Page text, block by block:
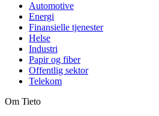
Automotive
Energi
Finansielle tjenester
Helse
Industri
Papir og fiber
Offentlig sektor
Telekom
Om Tieto